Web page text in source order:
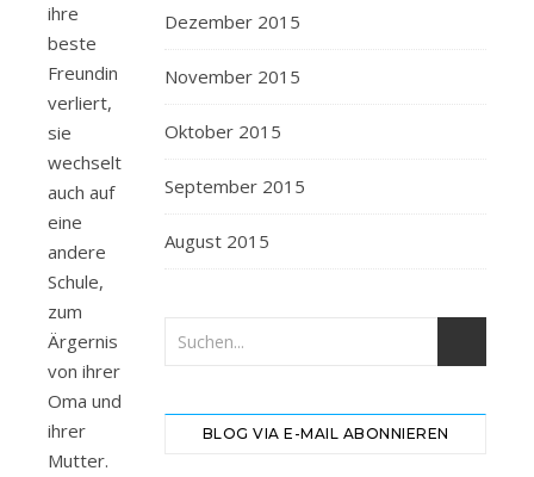
ihre
beste
Freundin
verliert,
sie
wechselt
auch auf
eine
andere
Schule,
zum
Ärgernis
von ihrer
Oma und
ihrer
Mutter.
Dezember 2015
November 2015
Oktober 2015
September 2015
August 2015
BLOG VIA E-MAIL ABONNIEREN